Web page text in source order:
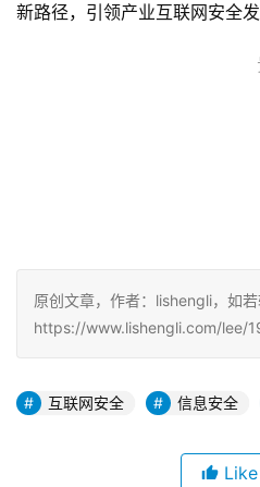
新路径，引领产业互联网安全发
原创文章，作者：lishengli，如若
https://www.lishengli.com/lee/
互联网安全 信息安全
Like